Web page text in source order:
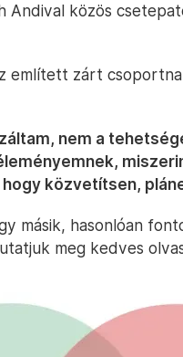
Andival közös
említett zárt
nem a
közvetítsen,
másik, hasonlóan
meg kedves